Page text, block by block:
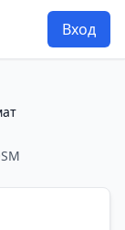
Вход